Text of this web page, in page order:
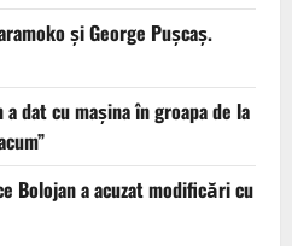
și George Pușcaș.
dat cu mașina în groapa de la
Bolojan a acuzat modificări cu